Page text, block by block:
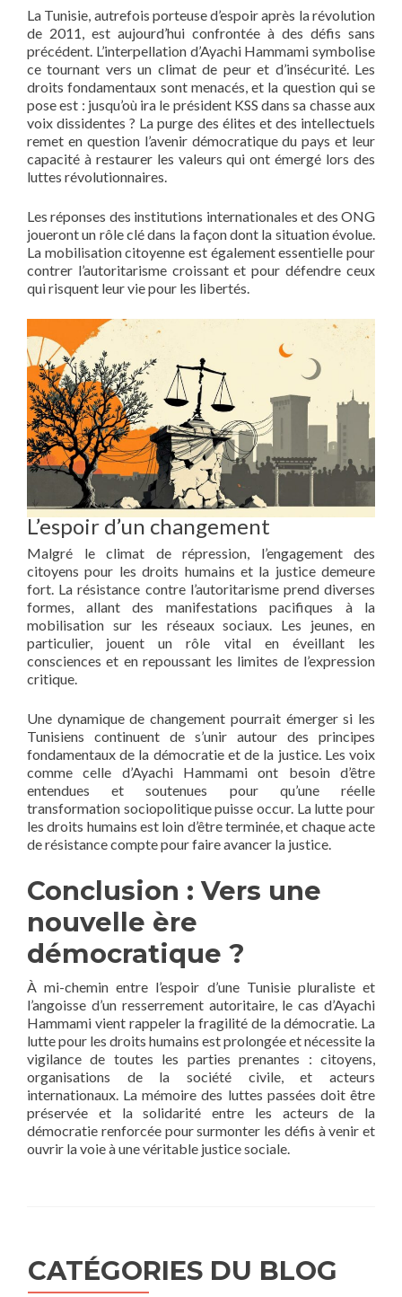
La Tunisie, autrefois porteuse d’espoir après la révolution
de 2011, est aujourd’hui confrontée à des défis sans
précédent. L’interpellation d’Ayachi Hammami symbolise
ce tournant vers un climat de peur et d’insécurité. Les
droits fondamentaux sont menacés, et la question qui se
pose est : jusqu’où ira le président KSS dans sa chasse aux
voix dissidentes ? La purge des élites et des intellectuels
remet en question l’avenir démocratique du pays et leur
capacité à restaurer les valeurs qui ont émergé lors des
luttes révolutionnaires.
Les réponses des institutions internationales et des ONG
joueront un rôle clé dans la façon dont la situation évolue.
La mobilisation citoyenne est également essentielle pour
contrer l’autoritarisme croissant et pour défendre ceux
qui risquent leur vie pour les libertés.
L’espoir d’un changement
Malgré le climat de répression, l’engagement des
citoyens pour les droits humains et la justice demeure
fort. La résistance contre l’autoritarisme prend diverses
formes, allant des manifestations pacifiques à la
mobilisation sur les réseaux sociaux. Les jeunes, en
particulier, jouent un rôle vital en éveillant les
consciences et en repoussant les limites de l’expression
critique.
Une dynamique de changement pourrait émerger si les
Tunisiens continuent de s’unir autour des principes
fondamentaux de la démocratie et de la justice. Les voix
comme celle d’Ayachi Hammami ont besoin d’être
entendues et soutenues pour qu’une réelle
transformation sociopolitique puisse occur. La lutte pour
les droits humains est loin d’être terminée, et chaque acte
de résistance compte pour faire avancer la justice.
Conclusion : Vers une
nouvelle ère
démocratique ?
À mi-chemin entre l’espoir d’une Tunisie pluraliste et
l’angoisse d’un resserrement autoritaire, le cas d’Ayachi
Hammami vient rappeler la fragilité de la démocratie. La
lutte pour les droits humains est prolongée et nécessite la
vigilance de toutes les parties prenantes : citoyens,
organisations de la société civile, et acteurs
internationaux. La mémoire des luttes passées doit être
préservée et la solidarité entre les acteurs de la
démocratie renforcée pour surmonter les défis à venir et
ouvrir la voie à une véritable justice sociale.
CATÉGORIES DU BLOG